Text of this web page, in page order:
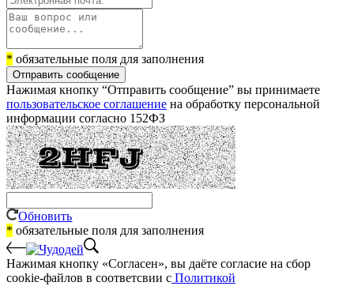
* обязательные поля для заполнения
Отправить сообщение
Нажимая кнопку “Отправить сообщение” вы принимаете
пользовательское соглашение на обработку персональной
информации согласно 152ФЗ
Обновить
* обязательные поля для заполнения
Нажимая кнопку «Согласен», вы даёте cогласие на сбор
cookie-файлов в соответсвии с Политикой